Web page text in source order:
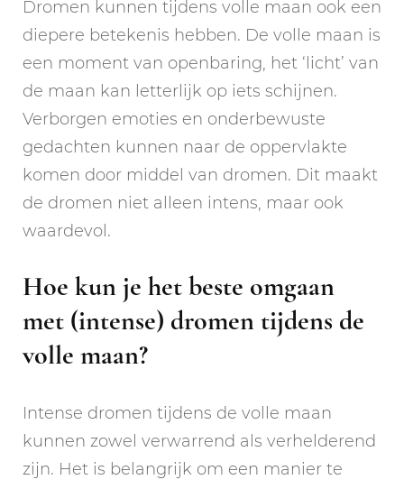
Dromen kunnen tijdens volle maan ook een
diepere betekenis hebben. De volle maan is
een moment van openbaring, het ‘licht’ van
de maan kan letterlijk op iets schijnen.
Verborgen emoties en onderbewuste
gedachten kunnen naar de oppervlakte
komen door middel van dromen. Dit maakt
de dromen niet alleen intens, maar ook
waardevol.
Hoe kun je het beste omgaan
met (intense) dromen tijdens de
volle maan?
Intense dromen tijdens de volle maan
kunnen zowel verwarrend als verhelderend
zijn. Het is belangrijk om een manier te